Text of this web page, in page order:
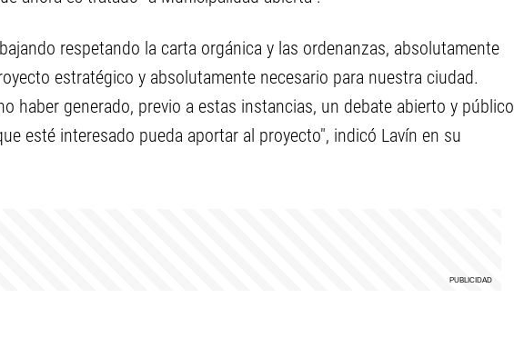
respetando la carta orgánica y las ordenanzas, absolutamente
estratégico y absolutamente necesario para nuestra ciudad.
haber generado, previo a estas instancias, un debate abierto y público
esté interesado pueda aportar al proyecto", indicó Lavín en su